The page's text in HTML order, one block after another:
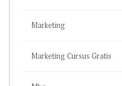
Marketing
Marketing Cursus Gratis